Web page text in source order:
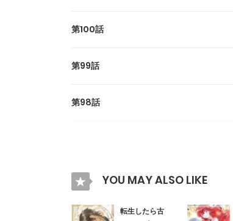
第100話
第99話
第98話
第96話
第95話
YOU MAY ALSO LIKE
転生したら古